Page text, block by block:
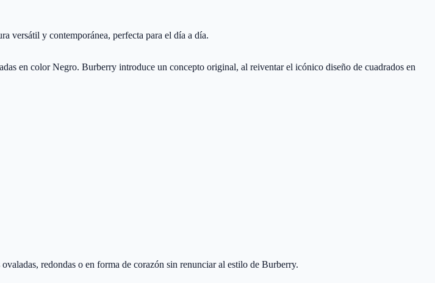
versátil y contemporánea, perfecta para el día a día.
en color Negro. Burberry introduce un concepto original, al reiventar el icónico diseño de cuadrados en
redondas o en forma de corazón sin renunciar al estilo de Burberry.